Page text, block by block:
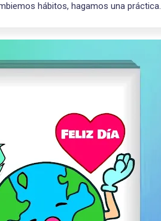
hábitos, hagamos una práctica.